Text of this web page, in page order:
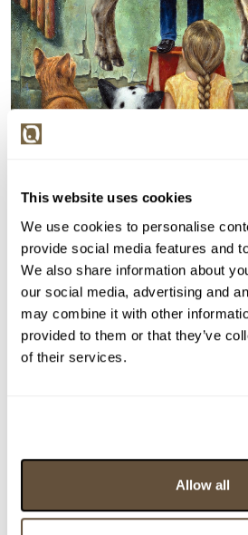
This website uses cookies
We use cookies to personalise
provide social media features and
We also share information about
our social media, advertising and
may combine it with other
provided to them or that they’ve
of their services.
Allow all
Detail položky
Olej na plátně, 100x80 cm.
26. Nerámováno.
> Zobrazit detail položky a
>
160089. Malý kouzelník